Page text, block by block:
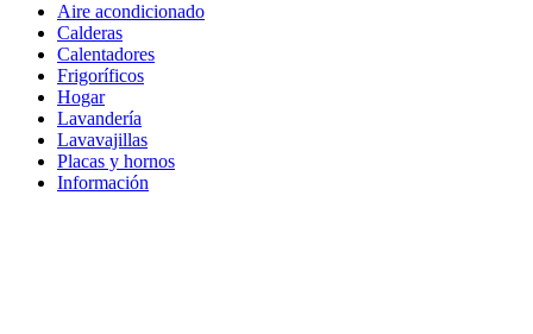
Aire acondicionado
Calderas
Calentadores
Frigoríficos
Hogar
Lavandería
Lavavajillas
Placas y hornos
Información